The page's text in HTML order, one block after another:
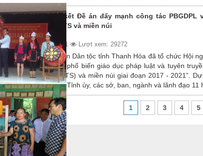
Thanh Hóa: Tổng kết Đề án đẩy mạnh công tác PBGDPL
vùng đồng bào DTTS và miền núi
08:10 PM 03/12/2021 Lượt xem: 29272
Ngày 03/12/2021, Ban Dân tộc tỉnh Thanh Hóa đã tổ chức Hội
“Đẩy mạnh công tác phổ biến giáo dục pháp luật và tuyên
dân tộc thiểu số (DTTS) và miền núi giai đoạn 2017 - 2021”.
đại diện các Ban của Tỉnh ủy, các sở, ban, ngành và lãnh đạo 11
1 2 3 4 5